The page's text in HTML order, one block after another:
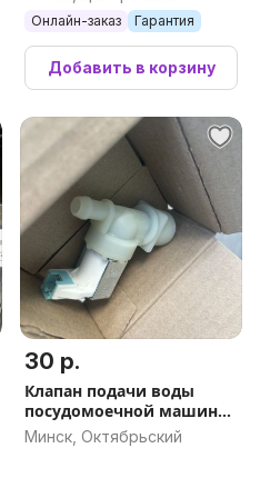
Онлайн-заказ Гарантия
Добавить в корзину
30 р.
Клапан подачи воды
посудомоечной машины
индезит
Минск, Октябрьский